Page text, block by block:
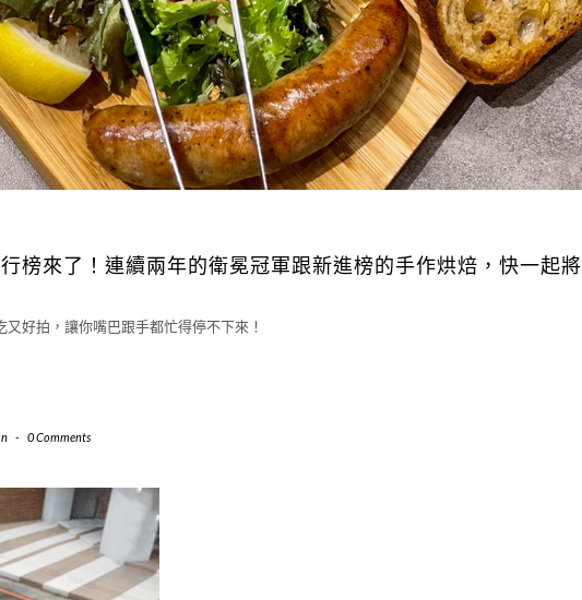
榜來了！連續兩年的衛冕冠軍跟新進榜的手作烘焙，快一起將
好拍，讓你嘴巴跟手都忙得停不下來！
- 0 Comments